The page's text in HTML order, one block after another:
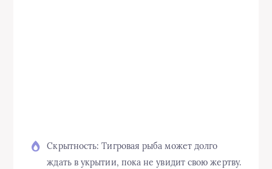
Скрытность: Тигровая рыба может долго
ждать в укрытии, пока не увидит свою жертву.